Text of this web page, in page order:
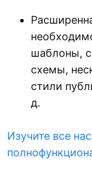
шаблоны,
схемы,
стили
д.
Изучите все